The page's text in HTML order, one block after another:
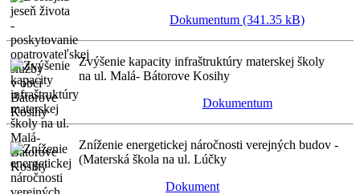
Dokumentum (341.35 kB)
Zvýšenie kapacity infraštruktúry materskej školy
na ul. Malá- Bátorove Kosihy
Dokumentum
Zníženie energetickej náročnosti verejných budov -
(Materská škola na ul. Lúčky
Dokument